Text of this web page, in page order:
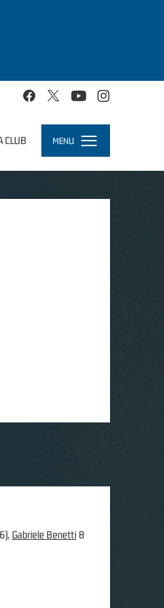
CLUB MENU
Toggle
navigation
Gabriele Benetti 8